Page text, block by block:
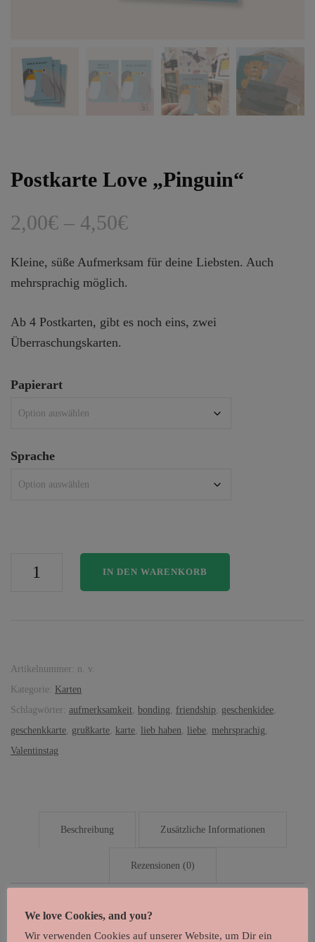
Postkarte Love „Pinguin“
2,00€ – 4,50€
2,00€
4,50€
Kleine, süße Aufmerksam für deine Liebsten. Auch
mehrsprachig möglich.
Ab 4 Postkarten, gibt es noch eins, zwei
Überraschungskarten.
Papierart
Sprache
Love
IN DEN WARENKORB
Artikelnummer: n. v.
Kategorie: Karten
Schlagwörter: aufmerksamkeit bonding friendship geschenkidee
geschenkkarte grußkarte karte lieb haben liebe mehrsprachig
Valentinstag
Beschreibung Zusätzliche Informationen
Rezensionen (0)
Beschreibung
We love Cookies, and you?
Wir verwenden Cookies auf unserer Website, um Dir ein